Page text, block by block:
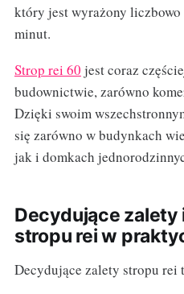
który jest wyrażony
minut.
Strop rei 60 jest coraz
budownictwie, zarówno
Dzięki swoim
się zarówno w budynkach
jak i domkach
Decydujące zalety
stropu rei w
Decydujące zalety stropu rei